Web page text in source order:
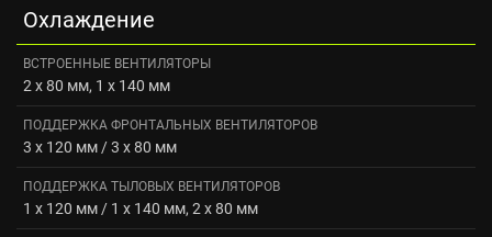
Охлаждение
ВСТРОЕННЫЕ ВЕНТИЛЯТОРЫ
2 x 80 мм, 1 x 140 мм
ПОДДЕРЖКА ФРОНТАЛЬНЫХ ВЕНТИЛЯТОРОВ
3 x 120 мм / 3 x 80 мм
ПОДДЕРЖКА ТЫЛОВЫХ ВЕНТИЛЯТОРОВ
1 x 120 мм / 1 x 140 мм, 2 x 80 мм